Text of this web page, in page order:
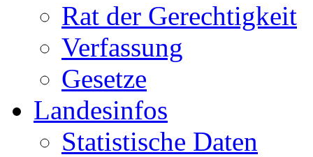
Rat der Gerechtigkeit
Verfassung
Gesetze
Landesinfos
Statistische Daten